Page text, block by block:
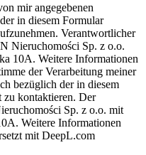
mir angegebenen
in diesem Formular
Verantwortlicher
Nieruchomości Sp. z o.o.
10A. Weitere Informationen
der Verarbeitung meiner
bezüglich der in diesem
zu kontaktieren. Der
Sp. z o.o. mit
Weitere Informationen
mit DeepL.com